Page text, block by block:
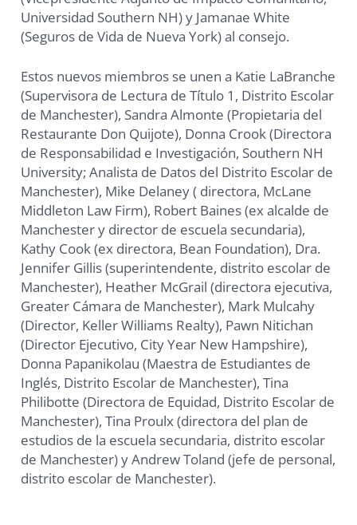
Universidad Southern NH) y Jamanae White
(Seguros de Vida de Nueva York) al consejo.
Estos nuevos miembros se unen a Katie LaBranche
(Supervisora ​​de Lectura de Título 1, Distrito Escolar
de Manchester), Sandra Almonte (Propietaria del
Restaurante Don Quijote), Donna Crook (Directora
de Responsabilidad e Investigación, Southern NH
University; Analista de Datos del Distrito Escolar de
Manchester), Mike Delaney ( directora, McLane
Middleton Law Firm), Robert Baines (ex alcalde de
Manchester y director de escuela secundaria),
Kathy Cook (ex directora, Bean Foundation), Dra.
Jennifer Gillis (superintendente, distrito escolar de
Manchester), Heather McGrail (directora ejecutiva,
Greater Cámara de Manchester), Mark Mulcahy
(Director, Keller Williams Realty), Pawn Nitichan
(Director Ejecutivo, City Year New Hampshire),
Donna Papanikolau (Maestra de Estudiantes de
Inglés, Distrito Escolar de Manchester), Tina
Philibotte (Directora de Equidad, Distrito Escolar de
Manchester), Tina Proulx (directora del plan de
estudios de la escuela secundaria, distrito escolar
de Manchester) y Andrew Toland (jefe de personal,
distrito escolar de Manchester).